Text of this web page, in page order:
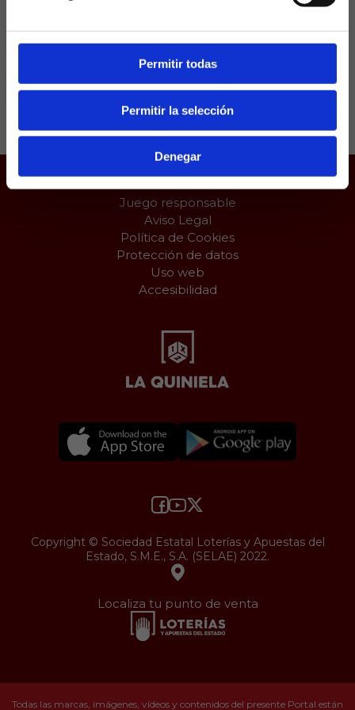
Permitir todas
Permitir la selección
Denegar
Juego responsable
Aviso Legal
Política de Cookies
Protección de datos
Uso web
Accesibilidad
Copyright © Sociedad Estatal Loterías y Apuestas del
Estado, S.M.E., S.A. (SELAE) 2022.
Localiza tu punto de venta
Todas las marcas, imágenes, vídeos y contenidos del presente Portal están